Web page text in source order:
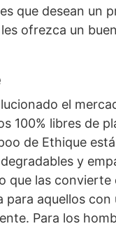
que desean un
ofrezca un
el
100% libres de
de Ethique
y
que las convierte
para aquellos con
Para los